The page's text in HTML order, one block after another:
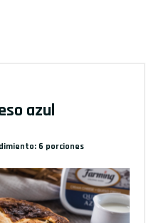
azul
6 porciones